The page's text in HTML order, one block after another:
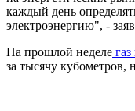
каждый день
электроэнергию", -
На прошлой неделе
за тысячу кубометров,